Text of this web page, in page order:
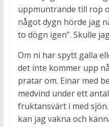
uppmuntrande till rop
något dygn hörde jag
to dögn igen”. Skulle
Om ni har spytt galla
det inte kommer upp
pratar om. Einar med
medvind under ett
fruktansvärt i med
kan jag vakna och